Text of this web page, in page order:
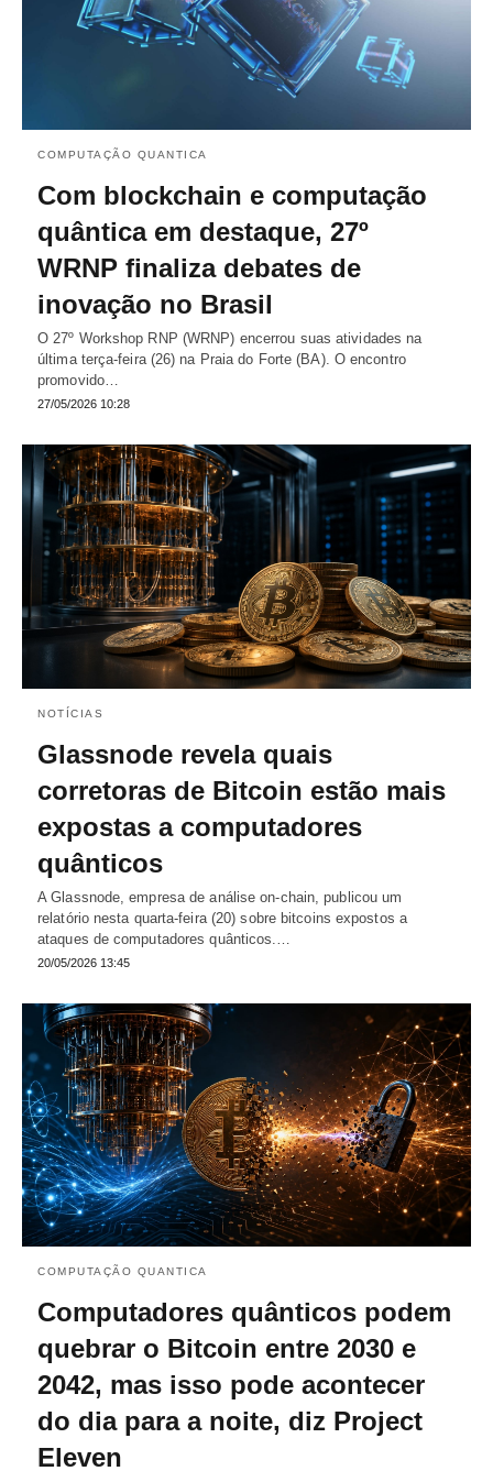
COMPUTAÇÃO QUANTICA
Com blockchain e computação
quântica em destaque, 27º
WRNP finaliza debates de
inovação no Brasil
O 27º Workshop RNP (WRNP) encerrou suas atividades na
última terça-feira (26) na Praia do Forte (BA). O encontro
promovido…
27/05/2026 10:28
NOTÍCIAS
Glassnode revela quais
corretoras de Bitcoin estão mais
expostas a computadores
quânticos
A Glassnode, empresa de análise on-chain, publicou um
relatório nesta quarta-feira (20) sobre bitcoins expostos a
ataques de computadores quânticos.…
20/05/2026 13:45
COMPUTAÇÃO QUANTICA
Computadores quânticos podem
quebrar o Bitcoin entre 2030 e
2042, mas isso pode acontecer
do dia para a noite, diz Project
Eleven